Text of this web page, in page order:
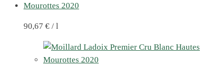
90,67 € / l